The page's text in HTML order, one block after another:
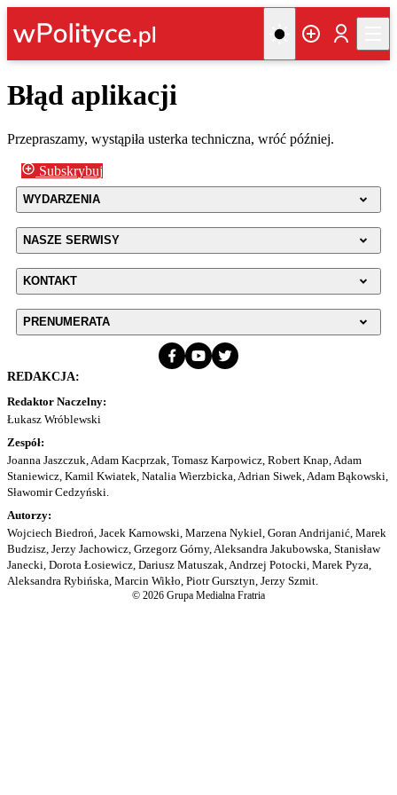
Błąd aplikacji
Przepraszamy, wystąpiła usterka techniczna, wróć później.
Subskrybuj
WYDARZENIA
NASZE SERWISY
KONTAKT
PRENUMERATA
REDAKCJA:
Redaktor Naczelny:
Łukasz Wróblewski
Zespół:
Joanna Jaszczuk, Adam Kacprzak, Tomasz Karpowicz, Robert Knap, Adam
Staniewicz, Kamil Kwiatek, Natalia Wierzbicka, Adrian Siwek, Adam Bąkowski,
Sławomir Cedzyński.
Autorzy:
Wojciech Biedroń, Jacek Karnowski, Marzena Nykiel, Goran Andrijanić, Marek
Budzisz, Jerzy Jachowicz, Grzegorz Górny, Aleksandra Jakubowska, Stanisław
Janecki, Dorota Łosiewicz, Dariusz Matuszak, Andrzej Potocki, Marek Pyza,
Aleksandra Rybińska, Marcin Wikło, Piotr Gursztyn, Jerzy Szmit.
© 2026 Grupa Medialna Fratria